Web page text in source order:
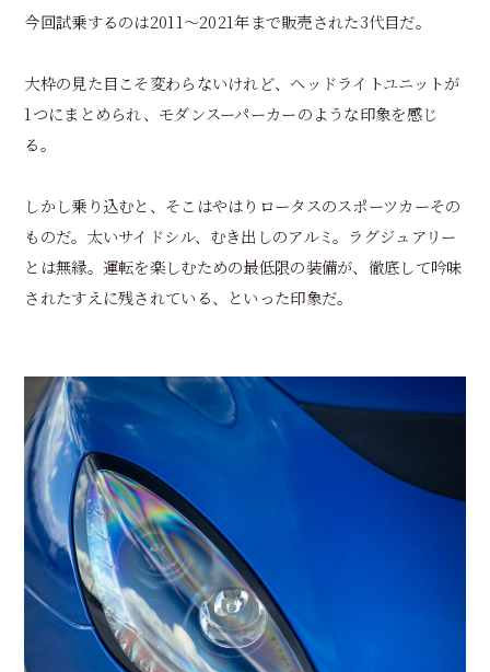
今回試乗するのは2011〜2021年まで販売された3代目だ。
大枠の見た目こそ変わらないけれど、ヘッドライトユニットが
1つにまとめられ、モダンスーパーカーのような印象を感じ
る。
しかし乗り込むと、そこはやはりロータスのスポーツカーその
ものだ。太いサイドシル、むき出しのアルミ。ラグジュアリー
とは無縁。運転を楽しむための最低限の装備が、徹底して吟味
されたすえに残されている、といった印象だ。